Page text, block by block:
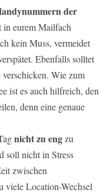
der
eurem Mailfach
kein Muss, vermeidet
Ebenfalls solltet
Wie zum
ist es auch hilfreich, den
denn eine genaue
nicht zu engzu
soll nicht in Stress
zwischen
viele Location-Wechsel